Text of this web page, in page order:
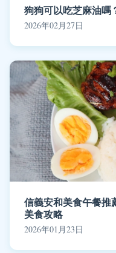
狗狗可以吃芝麻油嗎
2026年02月27日
信義安和美食午餐推
美食攻略
2026年01月23日